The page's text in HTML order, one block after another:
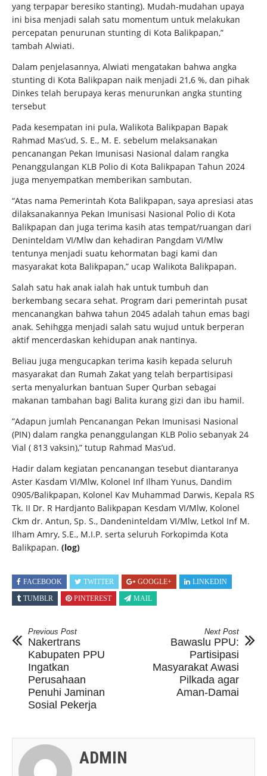
yang terpapar beresiko stanting). Mudah-mudahan upaya
ini bisa menjadi salah satu momentum untuk melakukan
percepatan penurunan stunting di Kota Balikpapan,”
tambah Alwiati.
Dalam penjelasannya, Alwiati mengatakan bahwa angka
stunting di Kota Balikpapan naik menjadi 21,6 %, dan pihak
Dinkes telah berupaya keras menurunkan angka stunting
tersebut
Pada kesempatan ini pula, Walikota Balikpapan Bapak
Rahmad Mas’ud, S. E., M. E. sebelum melaksanakan
pencanangan Pekan Imunisasi Nasional dalam rangka
Penanggulangan KLB Polio di Kota Balikpapan Tahun 2024
juga menyempatkan memberikan sambutan.
“Atas nama Pemerintah Kota Balikpapan, saya apresiasi atas
dilaksanakannya Pekan Imunisasi Nasional Polio di Kota
Balikpapan dan juga terima kasih atas tempat/ruangan dari
Deninteldam VI/Mlw dan kehadiran Pangdam VI/Mlw
tentunya menjadi suatu kehormatan bagi kami dan
masyarakat kota Balikpapan,” ucap Walikota Balikpapan.
Salah satu hak anak ialah hak untuk tumbuh dan
berkembang secara sehat. Program dari pemerintah pusat
mencanangkan bahwa tahun 2045 adalah tahun emas bagi
anak. Sehihgga menjadi salah satu wujud untuk berperan
aktif mencerdaskan kehidupan anak nantinya.
Beliau juga mengucapkan terima kasih kepada seluruh
masyarakat dan Rumah Zakat yang telah berpartisipasi
serta menyalurkan bantuan Super Qurban sebagai
makanan tambahan bagi Balita kurang gizi dan ibu hamil.
”Adapun jumlah Pencanangan Pekan Imunisasi Nasional
(PIN) dalam rangka penanggulangan KLB Polio sebanyak 24
Vial ( 813 vaksin),” tutup Rahmad Mas’ud.
Hadir dalam kegiatan pencanangan tesebut diantaranya
Aster Kasdam VI/Mlw, Kolonel Inf Ilham Yunus, Dandim
0905/Balikpapan, Kolonel Kav Muhammad Darwis, Kepala RS
Tk. II Dr. R Hardjanto Balikpapan Kesdam VI/Mlw, Kolonel
Ckm dr. Antun, Sp. S., Dandeninteldam VI/Mlw, Letkol Inf M.
Ilham Amry, S.E., M.I.P. serta seluruh Forkopimda Kota
Balikpapan. (log)
FACEBOOK TWITTER GOOGLE+
LINKEDIN
TUMBLR
PINTEREST MAIL
Previous Post
Nakertrans
Kabupaten PPU
Ingatkan
Perusahaan
Penuhi Jaminan
Sosial Pekerja
Next Post
Bawaslu PPU:
Partisipasi
Masyarakat Awasi
Pilkada agar
Aman-Damai
ADMIN